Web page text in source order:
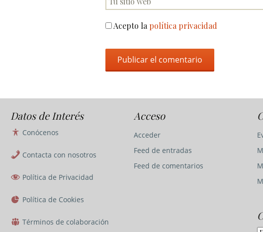
Acepto la política privacidad
Datos de Interés
Conócenos
Contacta con nosotros
Política de Privacidad
Política de Cookies
Términos de colaboración
Acceso
Acceder
Feed de entradas
Feed de comentarios